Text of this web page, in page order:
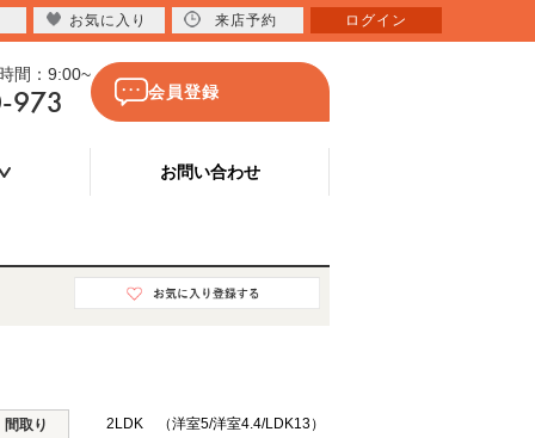
間：9:00~
973 会員登録
お問い合わせ
間取り 2LDK （洋室5/洋室4.4/LDK13）
お気に入り 来店予約 ログイン